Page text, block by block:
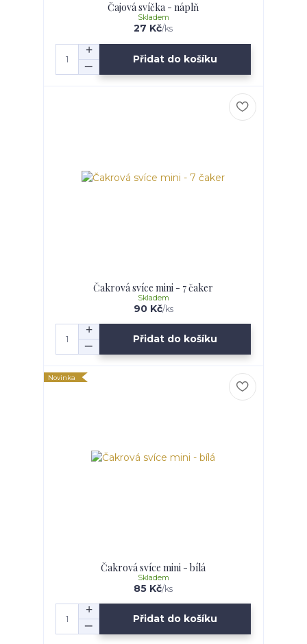
Čajová svíčka - náplň
27 Kč/ks
Skladem
Přidat do košíku
Čakrová svíce mini - 7 čaker
90 Kč/ks
Skladem
Přidat do košíku
Novinka
Čakrová svíce mini - bílá
85 Kč/ks
Skladem
Přidat do košíku